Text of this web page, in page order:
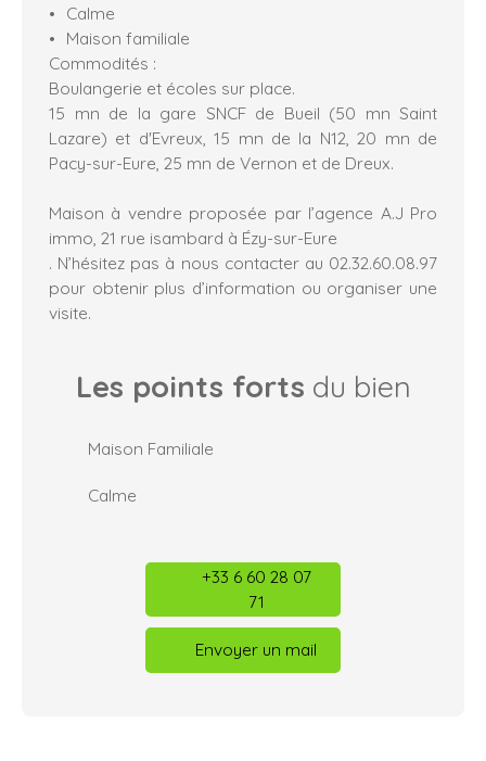
Calme
Maison familiale
Commodités :
Boulangerie et écoles sur place.
15 mn de la gare SNCF de Bueil (50 mn Saint
Lazare) et d'Evreux, 15 mn de la N12, 20 mn de
Pacy-sur-Eure, 25 mn de Vernon et de Dreux.
Maison à vendre proposée par l’agence A.J Pro
immo, 21 rue isambard à Ézy-sur-Eure
. N’hésitez pas à nous contacter au 02.32.60.08.97
pour obtenir plus d’information ou organiser une
visite.
Les points forts du bien
Maison Familiale
Calme
+33 6 60 28 07
71
Envoyer un mail